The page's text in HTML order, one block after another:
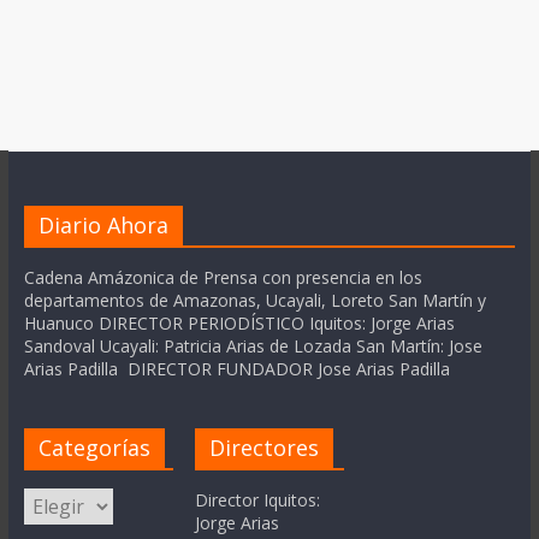
Diario Ahora
Cadena Amázonica de Prensa con presencia en los
departamentos de Amazonas, Ucayali, Loreto San Martín y
Huanuco DIRECTOR PERIODÍSTICO Iquitos: Jorge Arias
Sandoval Ucayali: Patricia Arias de Lozada San Martín: Jose
Arias Padilla DIRECTOR FUNDADOR Jose Arias Padilla
Categorías
Categorías
Directores
Director Iquitos:
Jorge Arias